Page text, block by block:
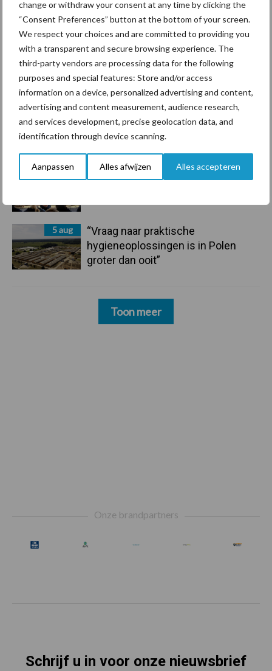
change or withdraw your consent at any time by clicking the
“Consent Preferences” button at the bottom of your screen.
We respect your choices and are committed to providing you
with a transparent and secure browsing experience. The
third-party vendors are processing data for the following
purposes and special features: Store and/or access
information on a device, personalized advertising and content,
advertising and content measurement, audience research,
and services development, precise geolocation data, and
identification through device scanning.
Aanpassen Alles afwijzen Alles accepteren
handel in de greep
7 aug
De speenhuid: een vaak
onderschatte risicofactor voor
mastitis
6 aug
ForFarmers ziet volume en
marktaandeel groeien in krimpende
Nederlandse markt
6 aug
Tien praktische tips voor een
5 aug
“Vraag naar praktische
hygieneoplossingen is in Polen
groter dan ooit”
Toon meer
Onze brandpartners
Schrijf u in voor onze nieuwsbrief